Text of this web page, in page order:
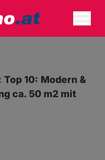
10: Modern &
ca. 50 m2 mit